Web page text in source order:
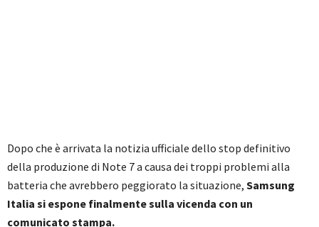
Dopo che è arrivata la notizia ufficiale dello stop definitivo
della produzione di Note 7 a causa dei troppi problemi alla
batteria che avrebbero peggiorato la situazione, Samsung
Italia si espone finalmente sulla vicenda con un
comunicato stampa.